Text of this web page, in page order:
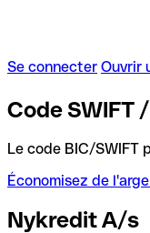
Se connecter Ouvrir
Code SWIFT
Le code BIC/SWIFT
Économisez de
Nykredit A/s